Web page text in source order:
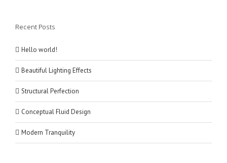
Recent Posts
Hello world!
Beautiful Lighting Effects
Structural Perfection
Conceptual Fluid Design
Modern Tranquility